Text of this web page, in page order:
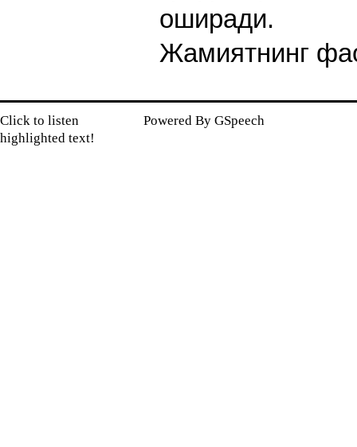
оширади.
Жамиятнинг
Click to listen
highlighted text!
Powered By GSpeech